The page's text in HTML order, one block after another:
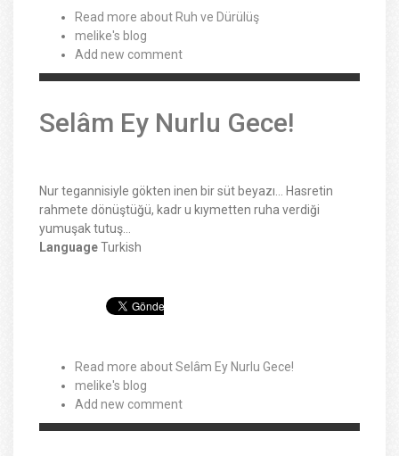
Read more about Ruh ve Dürülüş
melike's blog
Add new comment
Selâm Ey Nurlu Gece!
Nur tegannisiyle gökten inen bir süt beyazı… Hasretin
rahmete dönüştüğü, kadr u kıymetten ruha verdiği
yumuşak tutuş…
LanguageTurkish
Read more about Selâm Ey Nurlu Gece!
melike's blog
Add new comment